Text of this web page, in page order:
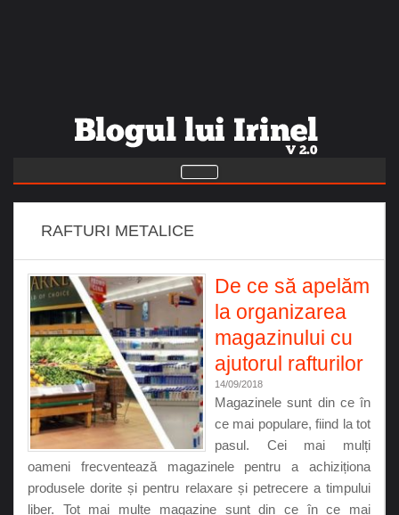
RAFTURI METALICE
De ce să apelăm
la organizarea
magazinului cu
ajutorul rafturilor
14/09/2018
Magazinele sunt din ce în
ce mai populare, fiind la tot
pasul. Cei mai mulți
oameni frecventează magazinele pentru a achiziționa
produsele dorite și pentru relaxare și petrecere a timpului
liber. Tot mai multe magazine sunt din ce în ce mai